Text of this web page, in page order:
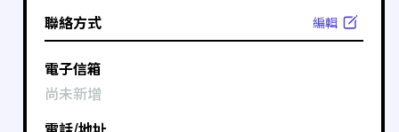
聯絡方式 編輯
電子信箱
尚未新增